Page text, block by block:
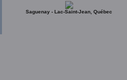
Saguenay - Lac-Saint-Jean, Québec